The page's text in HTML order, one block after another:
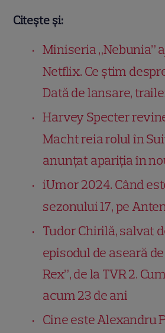
Citește și:
Miniseria „Nebunia”
Netflix. Ce știm
Dată de lansare,
Harvey Specter
Macht reia rolul în
anunțat apariția în
iUmor 2024. Când
sezonului 17, pe
Tudor Chirilă, salvat
episodul de aseară
Rex”, de la TVR 2.
acum 23 de ani
Cine este Alexandru